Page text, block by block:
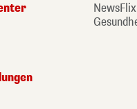
NewsFlix